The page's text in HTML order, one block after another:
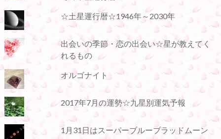
☆土星運行暦☆1946年～2030年
出会いの季節・恋の出会い☆星が教えてく
れるもの
オルゴナイト
2017年7月の運勢☆九星別運気予報
1月31日はスーパーブルーブラッドムーン